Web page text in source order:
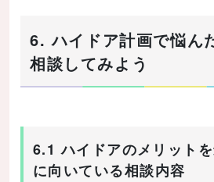
6. ハイドア計画で悩ん
相談してみよう
6.1 ハイドアのメリット
に向いている相談内容